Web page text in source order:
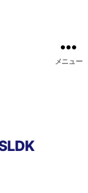
メニュー